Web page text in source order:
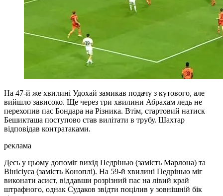
На 47-й же хвилині Удохай замикав подачу з кутового, але
вийшло зависоко. Ще через три хвилини Абрахам ледь не
перехопив пас Бондара на Різника. Втім, стартовий натиск
Бешикташа поступово став вилітати в трубу. Шахтар
відповідав контратаками.
реклама
Десь у цьому допоміг вихід Педрінью (замість Марлона) та
Вінісіуса (замість Коноплі). На 59-й хвилині Педрінью міг
виконати асист, віддавши розрізний пас на лівий край
штрафного, однак Судаков звідти поцілив у зовнішній бік